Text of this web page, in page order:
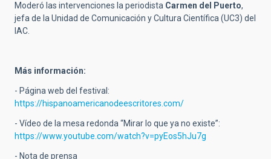
Moderó las intervenciones la periodista Carmen del Puerto,
jefa de la Unidad de Comunicación y Cultura Científica (UC3) del
IAC.
Más información:
- Página web del festival:
https://hispanoamericanodeescritores.com/
- Vídeo de la mesa redonda “Mirar lo que ya no existe”:
https://www.youtube.com/watch?v=pyEos5hJu7g
- Nota de prensa